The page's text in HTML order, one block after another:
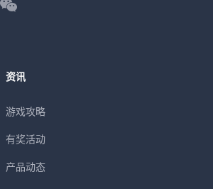
资讯
游戏攻略
有奖活动
产品动态